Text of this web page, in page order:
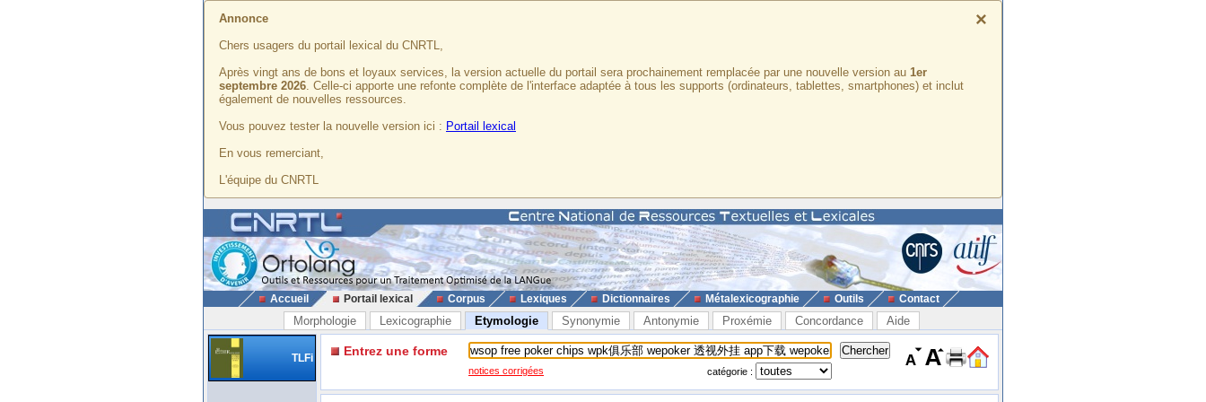
×
Annonce
Chers usagers du portail lexical du CNRTL,
Après vingt ans de bons et loyaux services, la version actuelle du portail sera prochainement remplacée par une nouvelle version au 1er
septembre 2026. Celle-ci apporte une refonte complète de l'interface adaptée à tous les supports (ordinateurs, tablettes, smartphones) et inclut
également de nouvelles ressources.
Vous pouvez tester la nouvelle version ici : Portail lexical
En vous remerciant,
L'équipe du CNRTL
Accueil Portail lexical Corpus Lexiques Dictionnaires Métalexicographie Outils Contact
Morphologie Lexicographie Etymologie Synonymie Antonymie Proxémie Concordance Aide
TLFi Entrez une forme
notices corrigées catégorie :